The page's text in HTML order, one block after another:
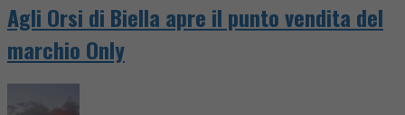
Agli Orsi di Biella apre il punto vendita del
marchio Only